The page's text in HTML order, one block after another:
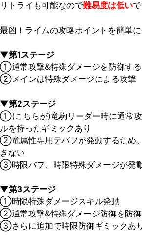
リトライも可能なので難易度は低いで
最凶！ライムの攻略ポイントを簡単に
▼第1ステージ
①通常攻撃&特殊ダメージを防御する
②メインは特殊ダメージによる攻撃
▼第2ステージ
①(こちらが)竜駒リーダー時に通常
ルを持ったギミックあり
②竜属性専用デバフが発動するため
きない
③時限バフ、時限特殊ダメージが発
▼第3ステージ
①時限特殊ダメージスキル発動
②通常攻撃&特殊ダメージ防御を防御
③さらに追加で時限防御ギミックあり